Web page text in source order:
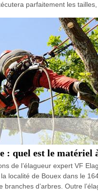
parfaitement les
: quel est le matériel
de l’élagueur expert VF
localité de Bouex dans le
branches d’arbres. Outre